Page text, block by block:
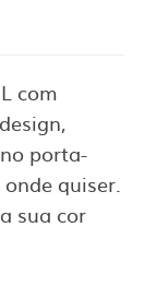
com
porta-
quiser.
sua cor